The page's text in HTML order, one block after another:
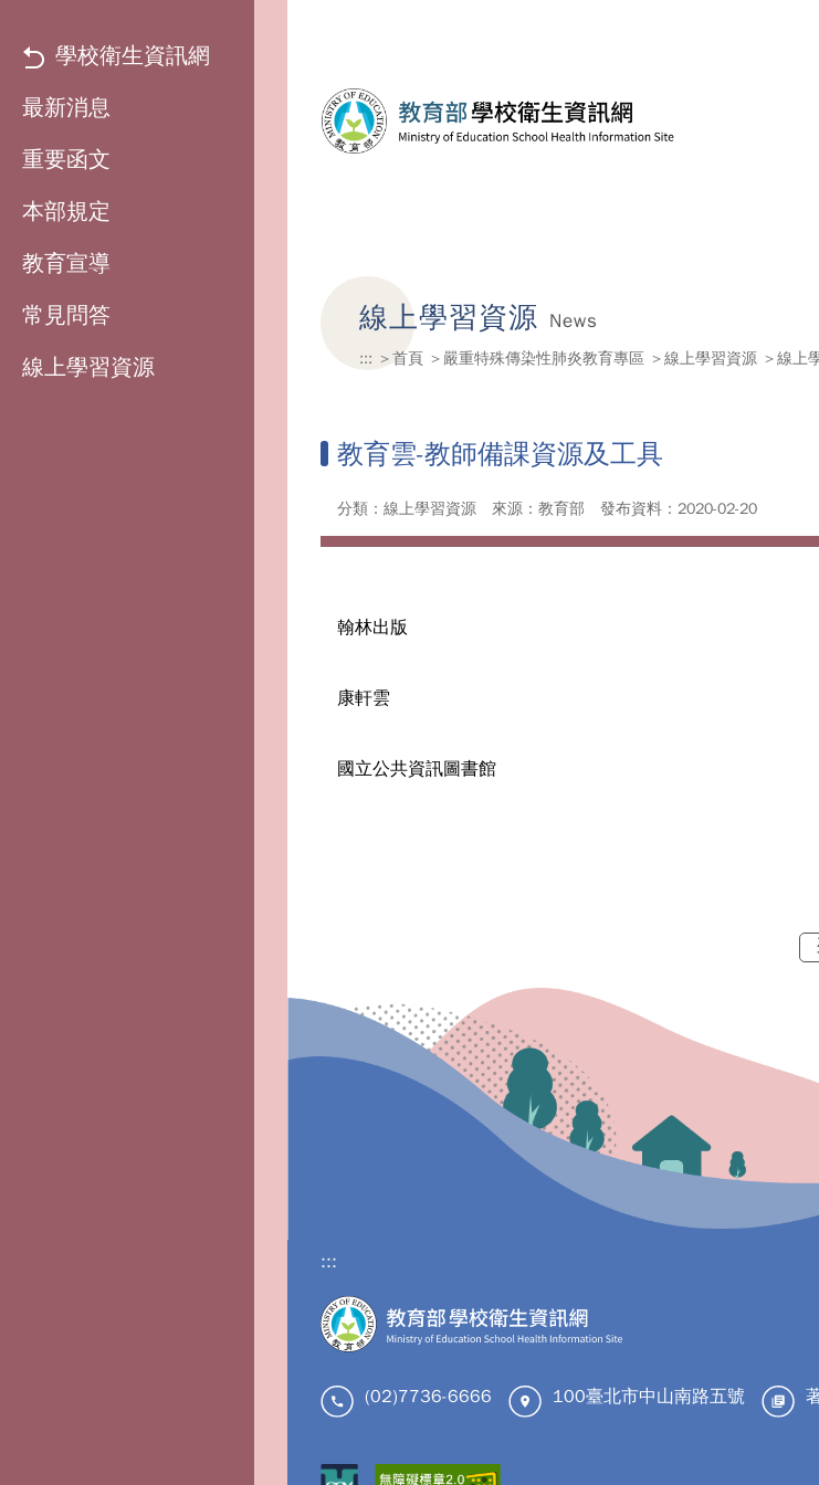
學校衛生資訊網
最新消息
重要函文
本部規定
教育宣導
常見問答
線上學習資源
線上學習資源 News
::: 首頁 嚴重特殊傳染性肺炎教育專區 線上學習資源 線上
教育雲-教師備課資源及工具
分類：線上學習資源 來源：教育部 發布資料：2020-02-20
翰林出版
康軒雲
國立公共資訊圖書館
:::
(02)7736-6666 100臺北市中山南路五號